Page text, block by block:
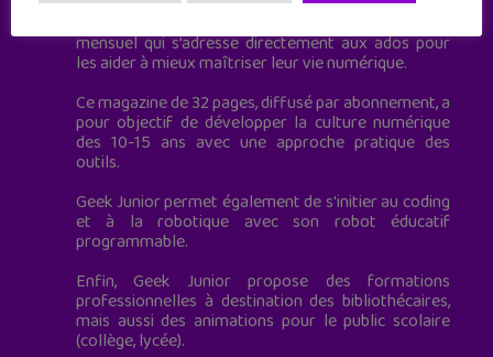
mensuel qui s’adresse directement aux ados pour
les aider à mieux maîtriser leur vie numérique.
Ce magazine de 32 pages, diffusé par abonnement, a
pour objectif de développer la culture numérique
des 10-15 ans avec une approche pratique des
outils.
Geek Junior permet également de s'initier au coding
et à la robotique avec son robot éducatif
programmable.
Enfin, Geek Junior propose des formations
professionnelles à destination des bibliothécaires,
mais aussi des animations pour le public scolaire
(collège, lycée).